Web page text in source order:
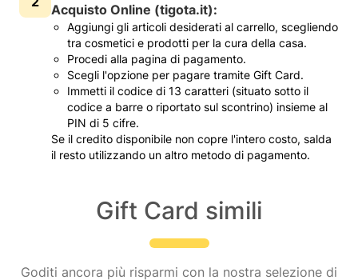
Acquisto Online (tigota.it):
Aggiungi gli articoli desiderati al carrello, scegliendo
tra cosmetici e prodotti per la cura della casa.
Procedi alla pagina di pagamento.
Scegli l'opzione per pagare tramite Gift Card.
Immetti il codice di 13 caratteri (situato sotto il
codice a barre o riportato sul scontrino) insieme al
PIN di 5 cifre.
Se il credito disponibile non copre l'intero costo, salda
il resto utilizzando un altro metodo di pagamento.
Gift Card simili
Goditi ancora più risparmi con la nostra selezione di